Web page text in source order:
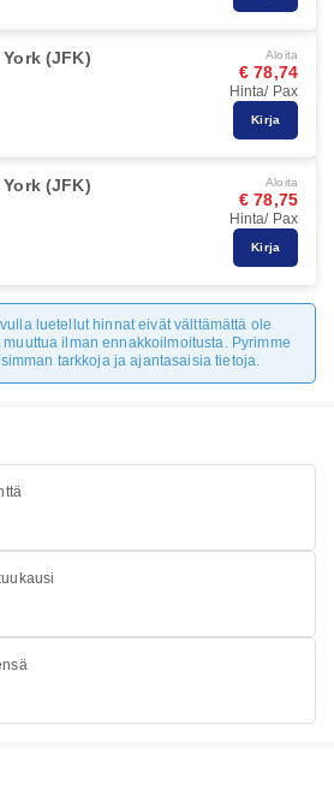
York (JFK) Aloita
€ 78,74
Hinta/ Pax
Kirja
York (JFK) Aloita
€ 78,75
Hinta/ Pax
Kirja
luetellut hinnat eivät välttämättä ole
ilman ennakkoilmoitusta. Pyrimme
tarkkoja ja ajantasaisia tietoja.